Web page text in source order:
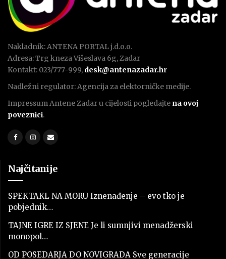
Nakladnik: ANTENA PORTAL j.d.o.o.
Adresa: Trg kneza Višeslava 6g, Zadar
Kontakt: 023/777-999, desk@antenazadar.hr
Nadležni regulator: Agencija za elektorničke medije.
Impressum Antene Zadar u cijelosti pogledajte na ovoj
poveznici.
Najčitanije
SPEKTAKL NA MORU Iznenađenje – evo tko je
pobjednik…
TAJNE IGRE IZ SJENE Je li sumnjivi menadžerski
monopol…
OD POSEDARJA DO NOVIGRADA Sve generacije